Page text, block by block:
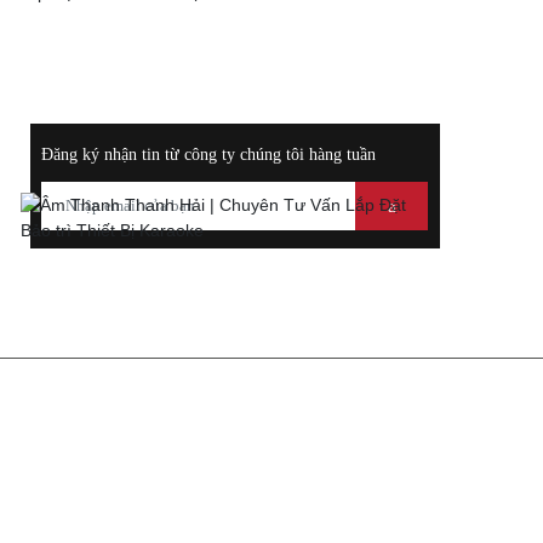
Đăng ký nhận tin từ công ty chúng tôi hàng tuần